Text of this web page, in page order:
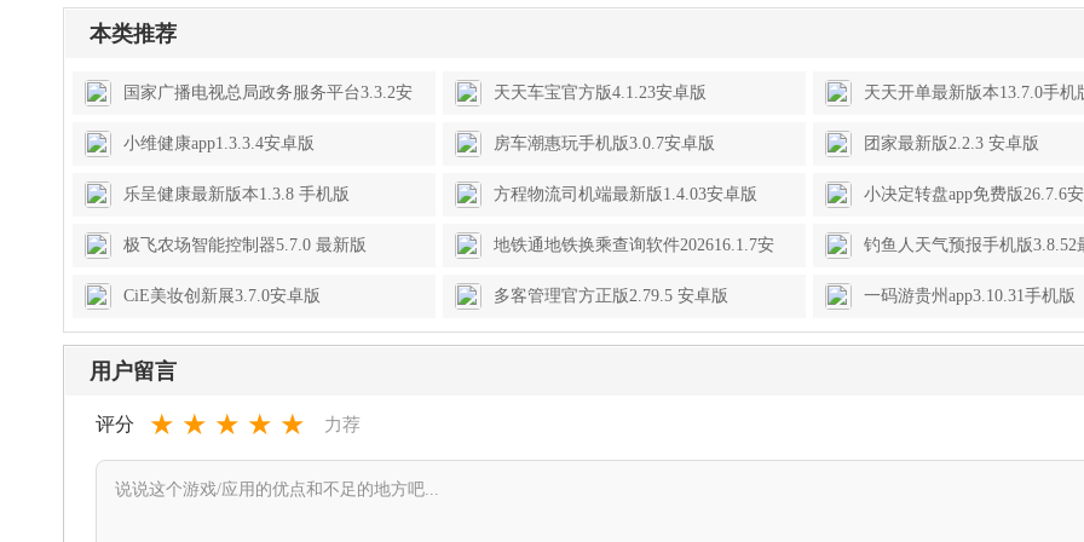
本类推荐
国家广播电视总局政务服务平台3.3.2安
卓版
天天车宝官方版4.1.23安卓版 天天开单最新版本13.7.0手机
小维健康app1.3.3.4安卓版 房车潮惠玩手机版3.0.7安卓版 团家最新版2.2.3 安卓版
乐呈健康最新版本1.3.8 手机版 方程物流司机端最新版1.4.03安卓版 小决定转盘app免费版26.7.6
极飞农场智能控制器5.7.0 最新版 地铁通地铁换乘查询软件202616.1.7安
卓版
钓鱼人天气预报手机版3.8.52
CiE美妆创新展3.7.0安卓版 多客管理官方正版2.79.5 安卓版 一码游贵州app3.10.31手机版
用户留言
评分 ★ ★ ★ ★ ★ 力荐